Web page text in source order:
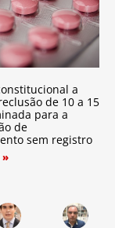
a
de 10 a 15
para a
de
sem registro
»